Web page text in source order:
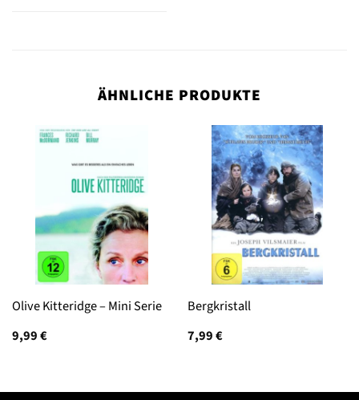
ÄHNLICHE PRODUKTE
Olive Kitteridge – Mini Serie
9,99€
Bergkristall
7,99€